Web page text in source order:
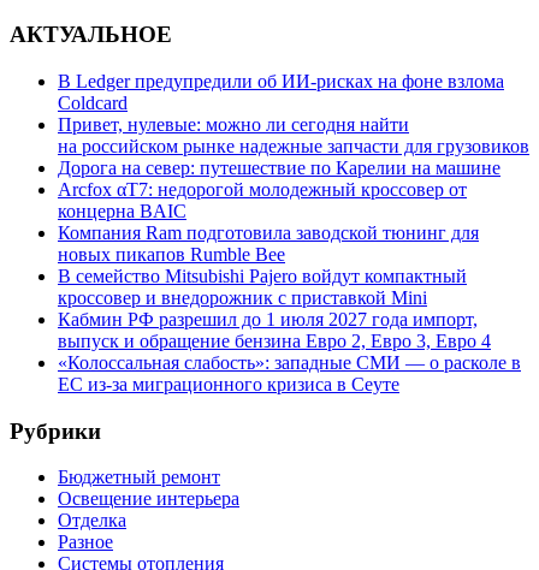
АКТУАЛЬНОЕ
В Ledger предупредили об ИИ-рисках на фоне взлома
Coldcard
Привет, нулевые: можно ли сегодня найти
на российском рынке надежные запчасти для грузовиков
Дорога на север: путешествие по Карелии на машине
Arcfox αT7: недорогой молодежный кроссовер от
концерна BAIC
Компания Ram подготовила заводской тюнинг для
новых пикапов Rumble Bee
В семейство Mitsubishi Pajero войдут компактный
кроссовер и внедорожник с приставкой Mini
Кабмин РФ разрешил до 1 июля 2027 года импорт,
выпуск и обращение бензина Евро 2, Евро 3, Евро 4
«Колоссальная слабость»: западные СМИ — о расколе в
ЕС из-за миграционного кризиса в Сеуте
Рубрики
Бюджетный ремонт
Освещение интерьера
Отделка
Разное
Системы отопления